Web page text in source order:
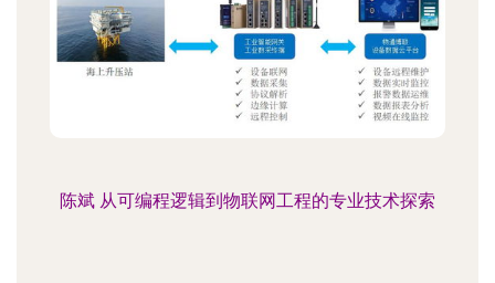
陈斌 从可编程逻辑到物联网工程的专业技术探索